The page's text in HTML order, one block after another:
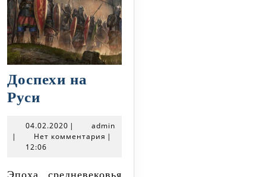
Доспехи на
Руси
Руси
04.02.2020 04.02.2020
| adminadmin
|
Нет комментария |
12:06